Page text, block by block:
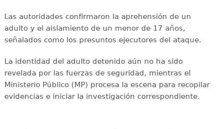
Las autoridades confirmaron la aprehensión de un
adulto y el aislamiento de un menor de 17 años,
señalados como los presuntos ejecutores del ataque.
La identidad del adulto detenido aún no ha sido
revelada por las fuerzas de seguridad, mientras el
Ministerio Público (MP) procesa la escena para recopilar
evidencias e iniciar la investigación correspondiente.